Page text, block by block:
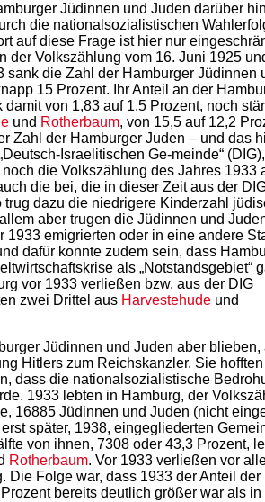
Jüdinnen und Juden darüber
die nationalsozialistischen
auf diese Frage ist hier nur
der Volkszählung vom 16. Juni 1925
sank die Zahl der Hamburger Jüdinnen
15 Prozent. Ihr Anteil an der
damit von 1,83 auf 1,5 Prozent, noch
und Rotherbaum, von 15,5 auf 12,2
Zahl der Hamburger Juden – und das
Israelitischen Ge-meinde“
die Volkszählung des Jahres 1933
die bei, die in dieser Zeit aus der
trug dazu die niedrigere Kinderzahl
aber trugen die Jüdinnen und
1933 emigrierten oder in eine andere
dafür konnte zudem sein, dass
als „Notstandsgebiet“
vor 1933 verließen bzw. aus der DIG
zwei Drittel aus Harvestehude und
Jüdinnen und Juden aber blieben,
Hitlers zum Reichskanzler. Sie
dass die nationalsozialistische
1933 lebten in Hamburg, der
16885 Jüdinnen und Juden (nicht
später, 1938, eingegliederten
von ihnen, 7308 oder 43,3 Prozent,
Rotherbaum. Vor 1933 verließen vor
Die Folge war, dass 1933 der Anteil der
bereits deutlich größer war als in